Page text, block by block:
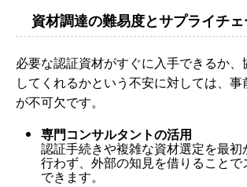
資材調達の難易度とサプライチ
必要な認証資材がすぐに入手できるか
してくれるかという不安に対しては、
が不可欠です。
専門コンサルタントの活用
認証手続きや複雑な資材選定を最
行わず、外部の知見を借りることで
できます。